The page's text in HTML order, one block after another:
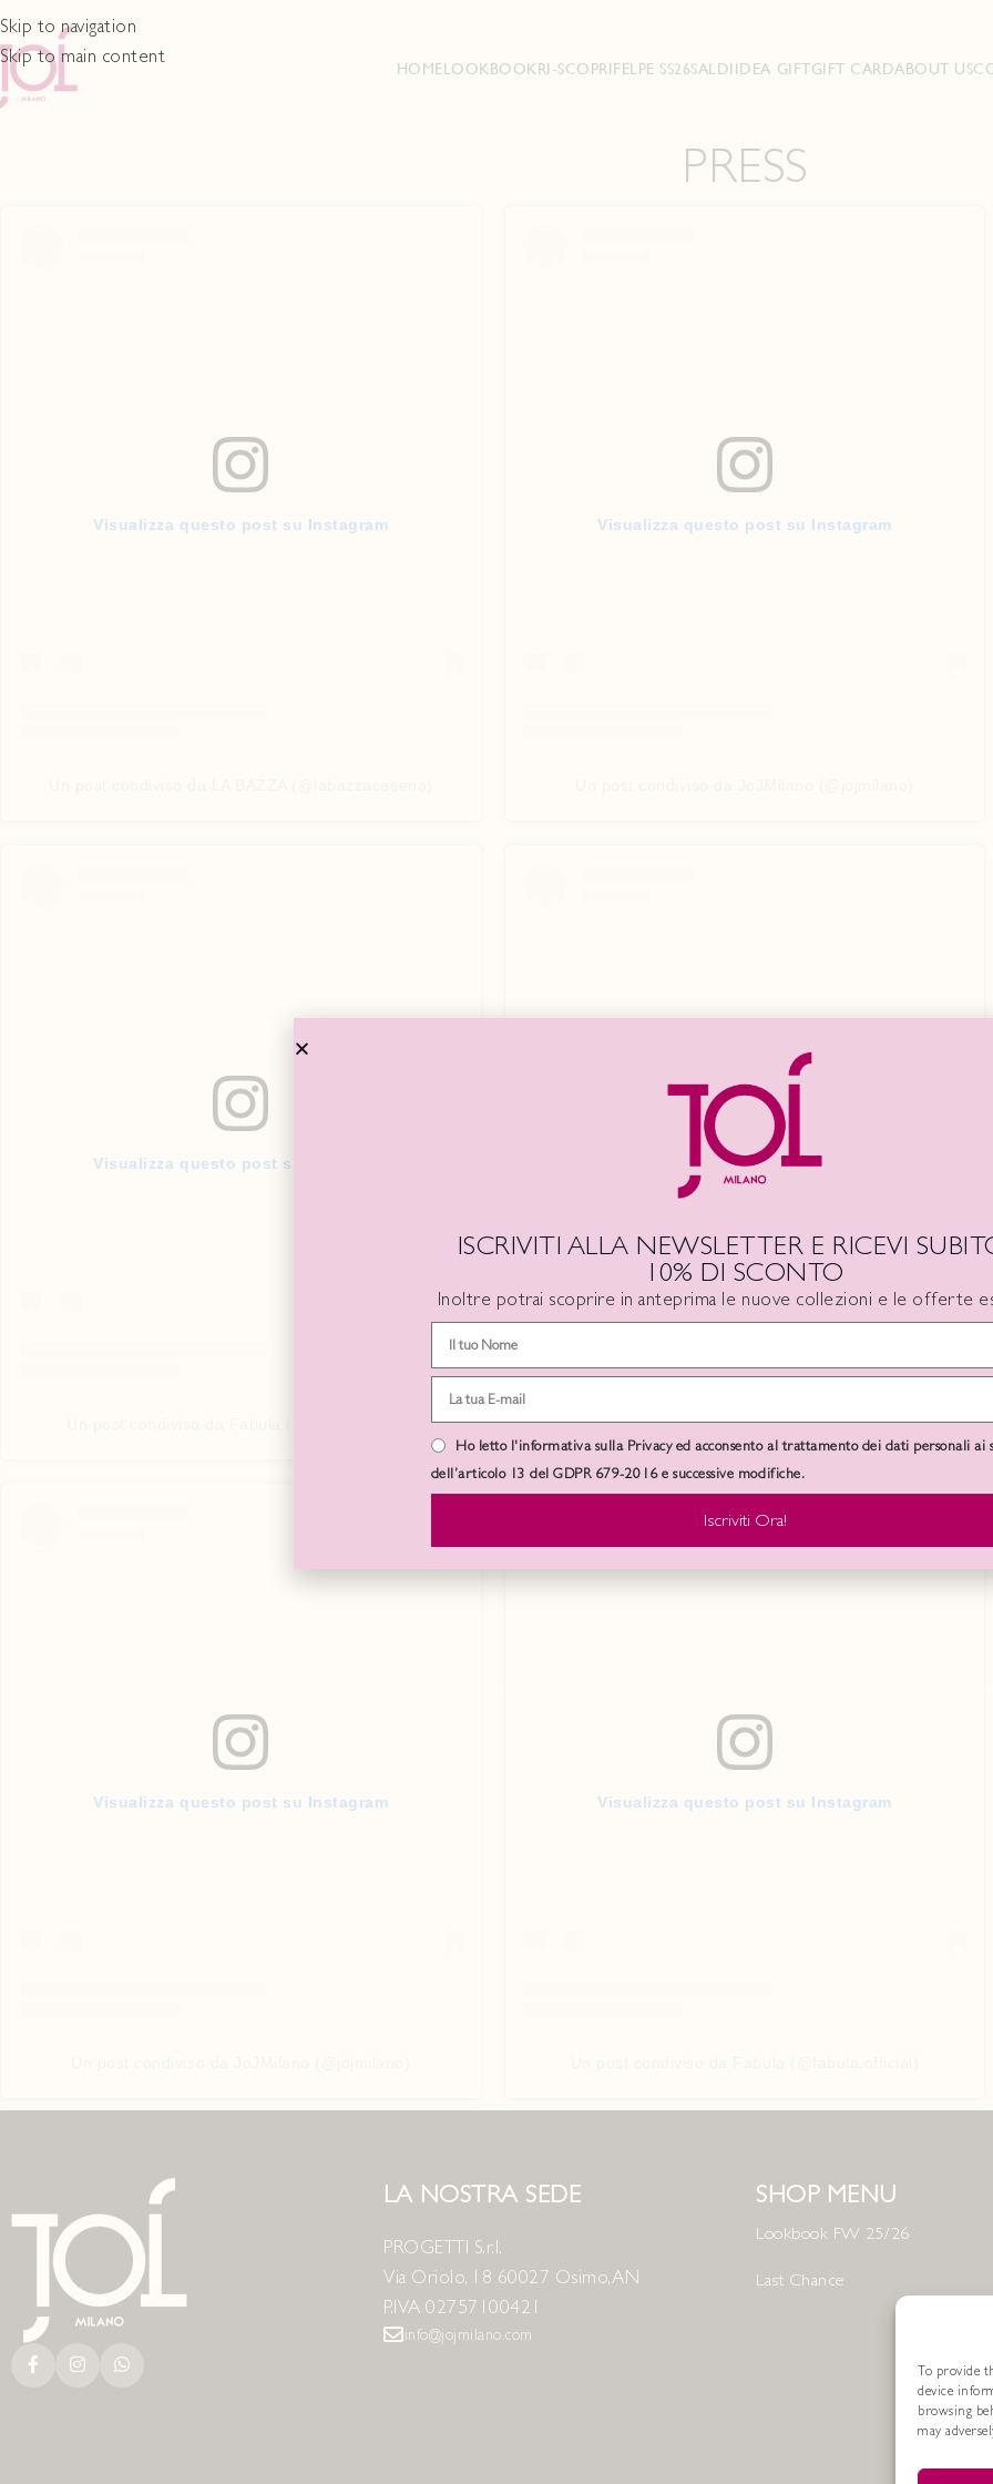
To provide
device
browsing
may
Skip to navigation
Skip to main content
HOMELOOKBOOKRI-SCOPRIFELPE SS26SALDI IDEA GIFTGIFT CARDABOUT US
PRESS
Visualizza questo post su Instagram
Visualizza questo post su Instagram
Visualizza questo post su Instagram
Visualizza questo post su Instagram
Visualizza questo post su Instagram
Un post condiviso da Fabula (@fabula.official)
Visualizza questo post su Instagram
LA NOSTRA SEDE
PROGETTI S.r.l.
Via Oriolo, 18 60027 Osimo, AN
P.IVA 02757100421
info@jojmilano.com
SHOP MENU
Lookbook FW 25/26
Last Chance
ISCRIVITI ALLA NEWSLETTER E RICEVI
10% DI SCONTO
Inoltre potrai scoprire in anteprima le nuove collezioni e le offerte
Ho letto l'informativa sulla Privacy ed acconsento al trattamento dei dati personali ai
dell’articolo 13 del GDPR 679-2016 e successive modifiche.
Iscriviti Ora!